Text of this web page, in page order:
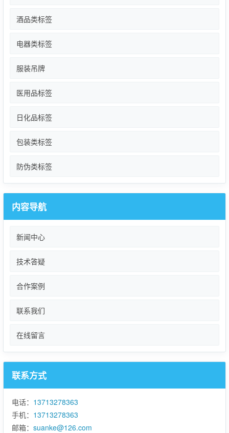
酒品类标签
电器类标签
服装吊牌
医用品标签
日化品标签
包装类标签
防伪类标签
内容导航
新闻中心
技术答疑
合作案例
联系我们
在线留言
联系方式
电话： 13713278363
手机： 13713278363
邮箱： suanke@126.com